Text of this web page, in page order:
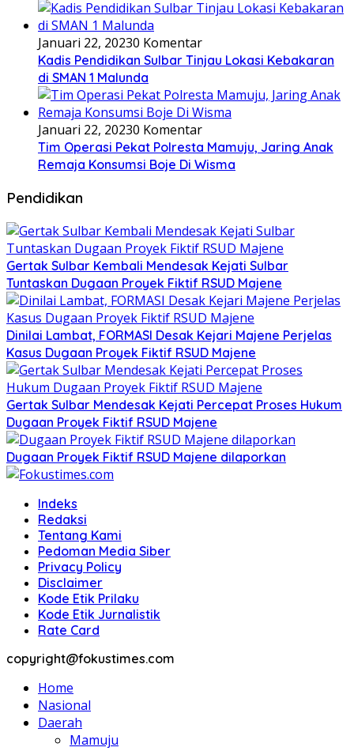
Januari 22, 20230 Komentar
Kadis Pendidikan Sulbar Tinjau Lokasi Kebakaran
di SMAN 1 Malunda
Januari 22, 20230 Komentar
Tim Operasi Pekat Polresta Mamuju, Jaring Anak
Remaja Konsumsi Boje Di Wisma
Pendidikan
Gertak Sulbar Kembali Mendesak Kejati Sulbar
Tuntaskan Dugaan Proyek Fiktif RSUD Majene
Dinilai Lambat, FORMASI Desak Kejari Majene Perjelas
Kasus Dugaan Proyek Fiktif RSUD Majene
Gertak Sulbar Mendesak Kejati Percepat Proses Hukum
Dugaan Proyek Fiktif RSUD Majene
Dugaan Proyek Fiktif RSUD Majene dilaporkan
Indeks
Redaksi
Tentang Kami
Pedoman Media Siber
Privacy Policy
Disclaimer
Kode Etik Prilaku
Kode Etik Jurnalistik
Rate Card
copyright@fokustimes.com
Home
Nasional
Daerah
Mamuju